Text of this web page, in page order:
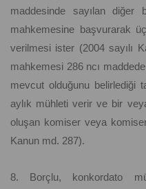
maddesinde sayılan diğer
mahkemesine başvurarak
verilmesi ister (2004 sayılı
mahkemesi 286 ncı
mevcut olduğunu belirlediği
aylık mühleti verir ve bir
oluşan komiser veya
Kanun md. 287).
8. Borçlu, konkordato